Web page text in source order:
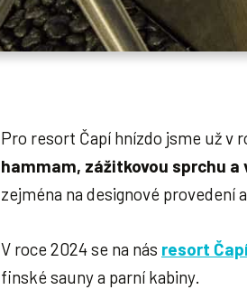
Pro resort Čapí hnízdo jsme už v
hammam, zážitkovou sprchu
zejména na designové
V roce 2024 se na nás resort
finské sauny a parní kabiny.